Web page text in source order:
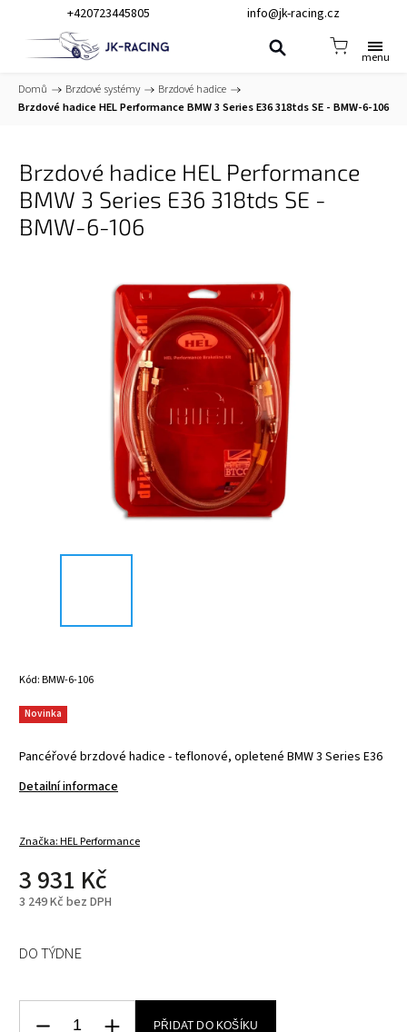
+420723445805 info@jk-racing.cz
Domů / Brzdové systémy / Brzdové hadice /
Brzdové hadice HEL Performance BMW 3 Series E36 318tds SE - BMW-6-106
Brzdové hadice HEL Performance
BMW 3 Series E36 318tds SE -
BMW-6-106
Kód:BMW-6-106
Pancéřové brzdové hadice - teflonové, opletené BMW 3 Series E36
Detailní informace
Novinka
Značka:HEL Performance
3 931 Kč
3 249 Kč bez DPH
DO TÝDNE
PŘIDAT DO KOŠÍKU